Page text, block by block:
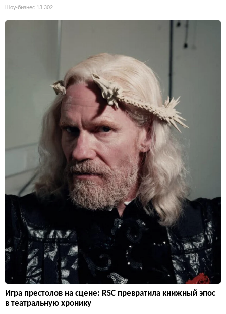
Шоу-бизнес 13 302
Игра престолов на сцене: RSC превратила книжный эпос
в театральную хронику